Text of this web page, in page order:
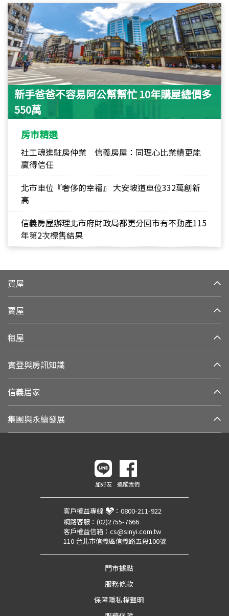
新手爸爸不容易阿公幫幫忙 10年購屋總價多
550萬
房市精選
社工魂進駐房仲業 信義房屋：同理心比業績更能
贏得信任
北市車位『奢侈的幸福』 大安坡道車位332萬創新
高
信義房屋辦理北市府財政局都更分回市有不動產115
年第2次標售結果
買屋
賣屋
租屋
實登與房訊知識
信義居家
集團與永續發展
加好友 追蹤我們
客戶權益專線 ： 0800-211-922
網路客服： (02)2755-7666
客戶權益信箱： cs@sinyi.com.tw
110 台北市信義區信義路五段100號
門市據點
服務條款
保障隱私權聲明